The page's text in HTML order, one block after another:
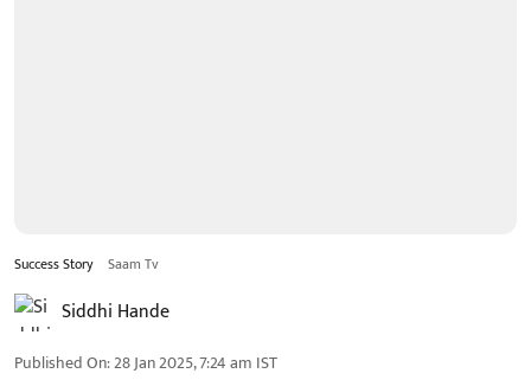
Success Story Saam Tv
Siddhi Hande
Published On:28 Jan 2025, 7:24 am IST